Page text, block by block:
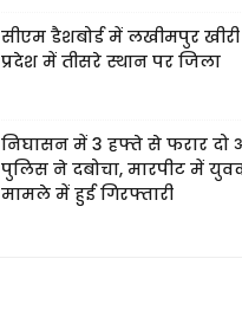
सीएम डैशबोर्ड में लखीमपुर
प्रदेश में तीसरे स्थान पर जिला
निघासन में 3 हफ्ते से फरार दो
पुलिस ने दबोचा, मारपीट में
मामले में हुई गिरफ्तारी